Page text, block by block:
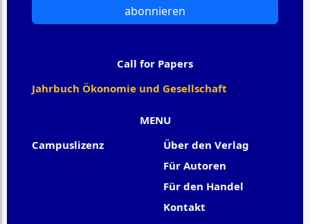
MENU
Campuslizenz
Über den Verlag
Für Autoren
Für den Handel
Kontakt
abonnieren
Call for Papers
Jahrbuch Ökonomie und Gesellschaft